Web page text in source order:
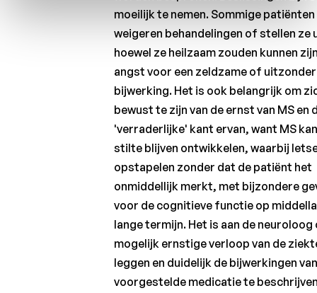
moeilijk te nemen. Sommige patiënten
weigeren behandelingen of stellen ze
hoewel ze heilzaam zouden kunnen
angst voor een zeldzame of
bijwerking. Het is ook belangrijk om
bewust te zijn van de ernst van MS en
'verraderlijke' kant ervan, want MS
stilte blijven ontwikkelen, waarbij
opstapelen zonder dat de patiënt het
onmiddellijk merkt, met bijzondere
voor de cognitieve functie op
lange termijn. Het is aan de neuroloog
mogelijk ernstige verloop van de
leggen en duidelijk de bijwerkingen
voorgestelde medicatie te